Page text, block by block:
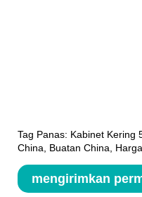
Tag Panas: Kabinet Kering
China, Buatan China,
mengirimkan